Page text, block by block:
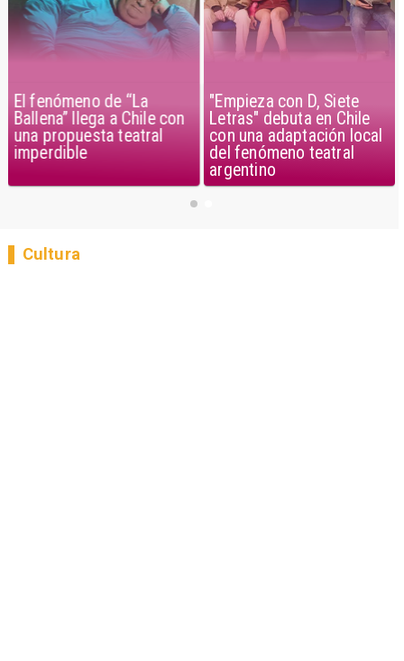
El fenómeno de “La
Ballena” llega a Chile con
una propuesta teatral
imperdible
"Empieza con D, Siete
Letras" debuta en Chile
con una adaptación local
del fenómeno teatral
argentino
Cultura